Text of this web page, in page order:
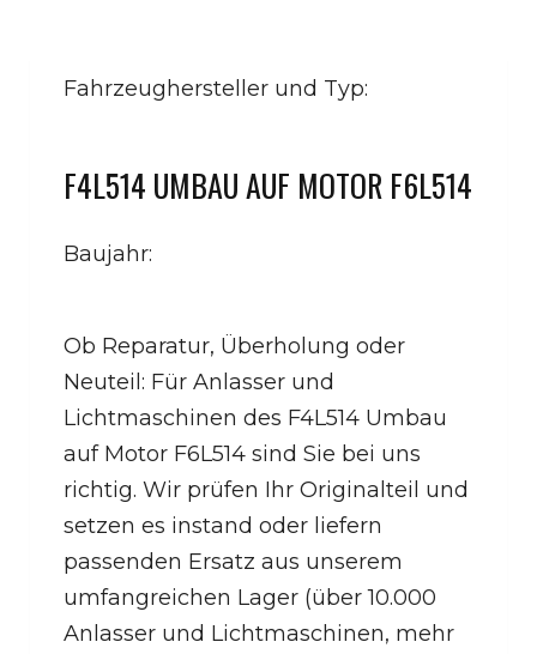
Fahrzeughersteller und Typ:
F4L514 UMBAU AUF MOTOR F6L514
Baujahr:
Ob Reparatur, Überholung oder
Neuteil: Für Anlasser und
Lichtmaschinen des F4L514 Umbau
auf Motor F6L514 sind Sie bei uns
richtig. Wir prüfen Ihr Originalteil und
setzen es instand oder liefern
passenden Ersatz aus unserem
umfangreichen Lager (über 10.000
Anlasser und Lichtmaschinen, mehr